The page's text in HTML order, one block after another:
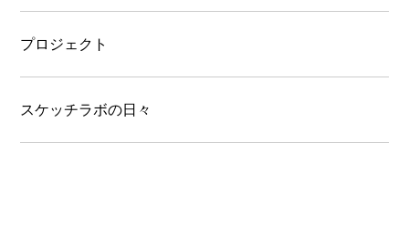
プロジェクト
スケッチラボの日々